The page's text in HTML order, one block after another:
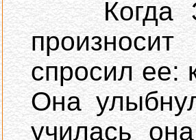
Когда
спросил ее:
Она
училась